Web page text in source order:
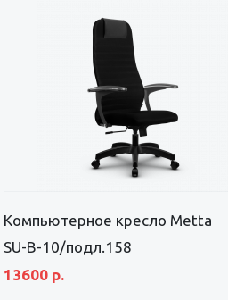
Компьютерное кресло Metta
SU-B-10/подл.158
13600 р.